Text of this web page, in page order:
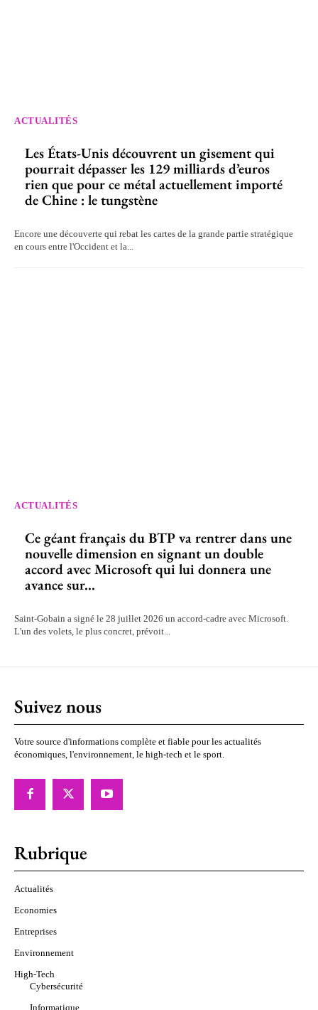
ACTUALITÉS
Les États-Unis découvrent un gisement qui
pourrait dépasser les 129 milliards d’euros
rien que pour ce métal actuellement importé
de Chine : le tungstène
Encore une découverte qui rebat les cartes de la grande partie stratégique
en cours entre l'Occident et la...
ACTUALITÉS
Ce géant français du BTP va rentrer dans une
nouvelle dimension en signant un double
accord avec Microsoft qui lui donnera une
avance sur...
Saint-Gobain a signé le 28 juillet 2026 un accord-cadre avec Microsoft.
L'un des volets, le plus concret, prévoit...
Suivez nous
Votre source d'informations complète et fiable pour les actualités
économiques, l'environnement, le high-tech et le sport.
Rubrique
Actualités
Economies
Entreprises
Environnement
High-Tech
Cybersécurité
Informatique